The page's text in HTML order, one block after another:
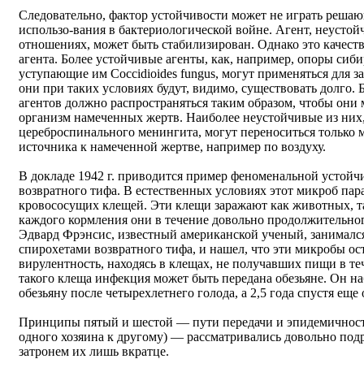
Следовательно, фактор устойчивости может не играть
использо-вания в бактериологической войне. Агент,
отношениях, может быть стабилизирован. Однако это
агента. Более устойчивые агенты, как, например, опоры
уступающие им Coccidioides fungus, могут применяться для
они при таких условиях будут, видимо, существовать
агентов должно распространяться таким образом, чтобы
организм намеченных жертв. Наиболее неустойчивые из
цереброспинального менингита, могут переноситься только
источника к намеченной жертве, например по воздуху.
В докладе 1942 г. приводится пример феноменальной
возвратного тифа. В естественных условиях этот микроб
кровососущих клещей. Эти клещи заражают как животных,
каждого кормления они в течение довольно
Эдвард Фрэнсис, известный американской ученый,
спирохетами возвратного тифа, и нашел, что эти микробы
вирулентность, находясь в клещах, не получавших пищи в
такого клеща инфекция может быть передана обезьяне. Он
обезьяну после четырехлетнего голода, а 2,5 года спустя еще
Принципы пятый и шестой — пути передачи и
одного хозяина к другому) — рассматривались довольно
затронем их лишь вкратце.